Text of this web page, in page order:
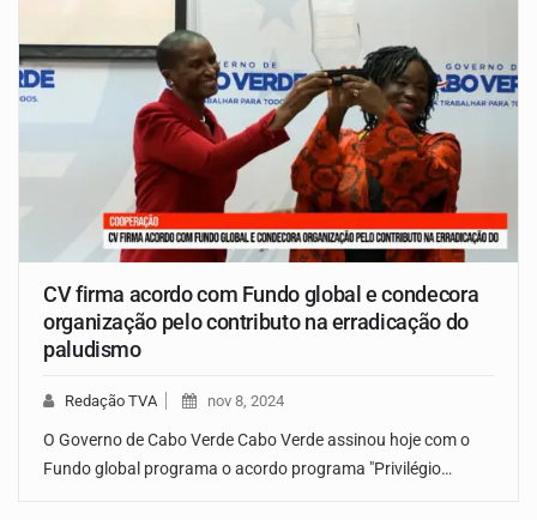
CV firma acordo com Fundo global e condecora
organização pelo contributo na erradicação do
paludismo
Redação TVA nov 8, 2024
O Governo de Cabo Verde Cabo Verde assinou hoje com o
Fundo global programa o acordo programa "Privilégio…